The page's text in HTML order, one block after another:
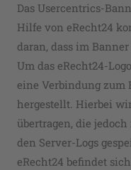
Das Usercentrics-
Hilfe von eRecht24
daran, dass im
Um das eRecht24-
eine Verbindung zum
hergestellt. Hierbei
übertragen, die
den Server-Logs
eRecht24 befindet